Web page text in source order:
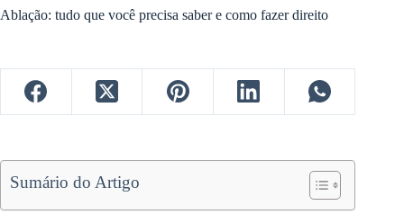
Ablação: tudo que você precisa saber e como fazer direito
Sumário do Artigo